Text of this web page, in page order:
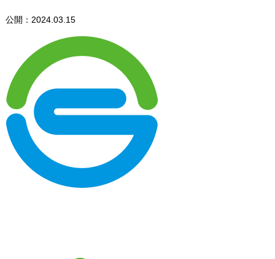
公開：2024.03.15